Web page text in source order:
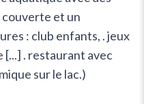
couverte et un
: club enfants, . jeux
[...] . restaurant avec
sur le lac.)